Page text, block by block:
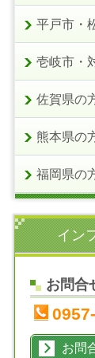
平戸市・
壱岐市・
佐賀県の
熊本県の
福岡県の
イン
お問合
お問